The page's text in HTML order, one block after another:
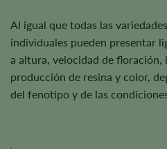
Al igual que todas las
individuales pueden presentar
a altura, velocidad de floración,
producción de resina y color,
del fenotipo y de las